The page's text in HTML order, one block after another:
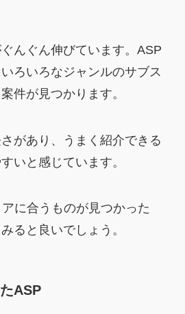
んぐん伸びています。ASP
ろいろなジャンルのサブス
件が見つかります。
があり、うまく紹介できる
いと感じています。
に合うものが見つかった
ると良いでしょう。
ASP